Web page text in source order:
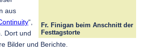
Fr. Finigan beim Anschnitt der
Festtagstorte
aus
“,
Dort und
Bilder und Berichte.